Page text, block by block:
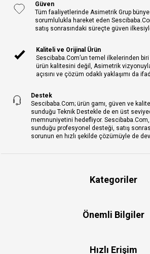
Güven
Tüm faaliyetlerinde Asimetrik Grup
sorumlulukla hareket eden
satış sonrasındaki süreçte güven
Kaliteli ve Orijinal Ürün
Sescibaba.Com’un temel ilkelerinden
ürün kalitesini değil, Asimetrik
açısını ve çözüm odaklı yaklaşımı da
Destek
Sescibaba.Com; ürün gamı, güven ve kalite
sunduğu Teknik Destekle de en üst
memnuniyetini hedefliyor.
sunduğu profesyonel desteği, satış
sorunun en hızlı şekilde çözümüyle de
Kategoriler
Önemli Bilgiler
Hızlı Erişim